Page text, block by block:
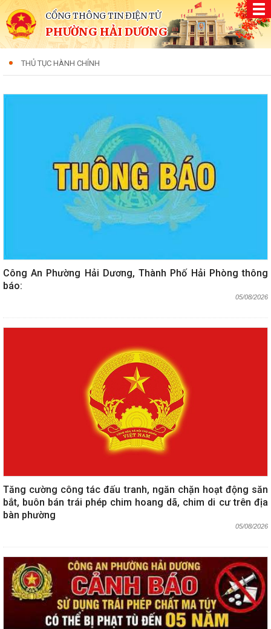
CỔNG THÔNG TIN ĐIỆN TỬ
PHƯỜNG HẢI DƯƠNG
THỦ TỤC HÀNH CHÍNH
Công An Phường Hải Dương, Thành Phố Hải Phòng thông
báo:
05/08/2026
Tăng cường công tác đấu tranh, ngăn chặn hoạt động săn
bắt, buôn bán trái phép chim hoang dã, chim di cư trên địa
bàn phường
05/08/2026